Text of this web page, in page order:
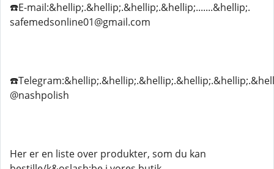
☎️E-mail:&hellip;.&hellip;.&hellip;.&hellip;.......&hellip;.
safemedsonline01@gmail.com
@nashpolish
Her er en liste over produkter, som du kan